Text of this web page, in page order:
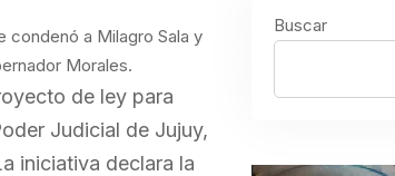
condenó a Milagro Sala y
Morales.
de ley para
Judicial de Jujuy,
iniciativa declara la
Buscar